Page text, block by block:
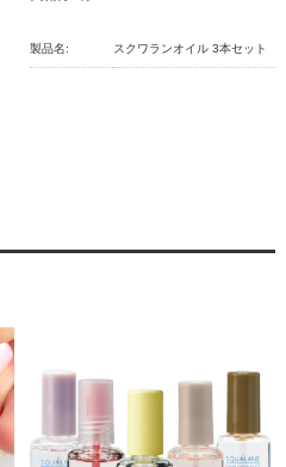
製品名: スクワランオイル 3本セット